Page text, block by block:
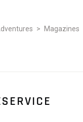
> Magazines